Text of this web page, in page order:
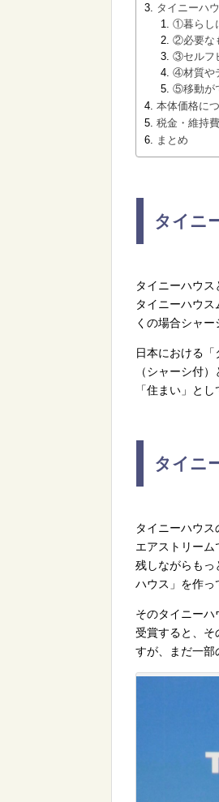
タイニーハ
①暮らし
②必要な
③セルフ
④材質や
⑤移動が
本体価格に
税金・維持
まとめ
タイニ
タイニーハウス
タイニーハウ
くの場合シャ
日本における
（シャーシ付
「住まい」と
タイニ
タイニーハウス
エアストリー
残しながらもっ
ハウス」を作っ
そのタイニー
受賞すると、そ
すが、まだ一部